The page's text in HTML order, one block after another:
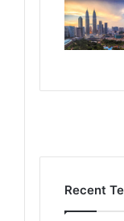
Recent